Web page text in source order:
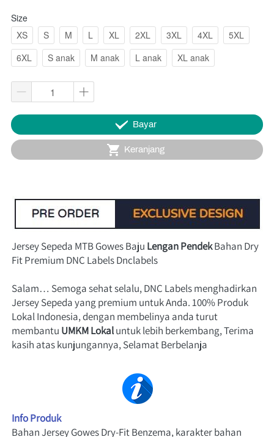
Size
XS
S M L XL 2XL 3XL 4XL
5XL
6XL
S anak M anak L anak XL anak
` Bayar
` Keranjang
Jersey Sepeda MTB Gowes Baju Lengan Pendek Bahan Dry
Fit Premium DNC Labels Dnclabels
Salam… Semoga sehat selalu, DNC Labels menghadirkan
Jersey Sepeda yang premium untuk Anda. 100% Produk
Lokal Indonesia, dengan membelinya anda turut
membantu UMKM Lokal untuk lebih berkembang, Terima
kasih atas kunjungannya, Selamat Berbelanja
Info Produk
Bahan Jersey Gowes Dry-Fit Benzema, karakter bahan